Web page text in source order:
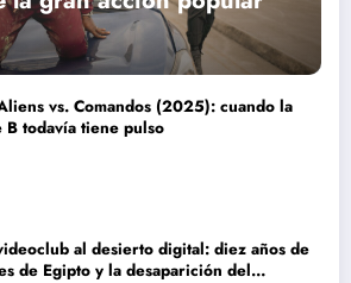
vs. Comandos (2025): cuando la
B todavía tiene pulso
al desierto digital: diez años de
de Egipto y la desaparición del